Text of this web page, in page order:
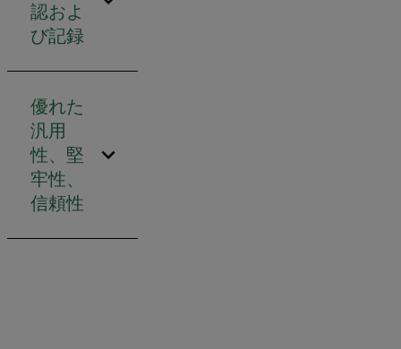
認およ
び記録
優れた
汎用
性、堅
牢性、
信頼性